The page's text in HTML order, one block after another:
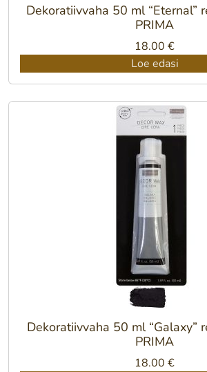
Dekoratiivvaha 50 ml “Eternal”
PRIMA
18.00 €
Loe edasi
Dekoratiivvaha 50 ml “Galaxy”
PRIMA
18.00 €